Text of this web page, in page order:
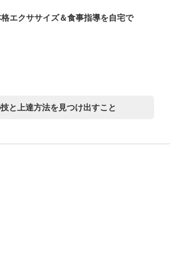
エクササイズ＆食事指導を自宅で
と上達方法を見つけ出すこと